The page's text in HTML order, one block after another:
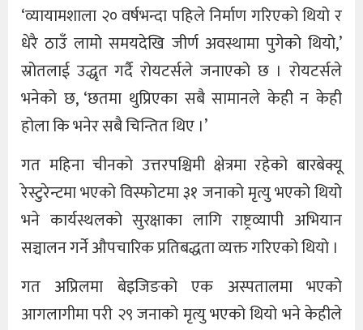
‘व्यायामशाला २० वर्षभन्दा पहिले निर्माण गरिएको थियो र
धेरै ठाउँ लामो समयदेखि जीर्ण अवस्थामा पुगेको थियो,’
स्रोतलाई उद्धृत गर्दै रोयटर्सले जनाएको छ । रोयटर्सले
भनेको छ, ‘छतमा थुप्रिएका सबै सामानले केही न केही
होला कि भनेर सबै चिन्तित थिए ।’
गत महिना चीनको उत्तरपश्चिमी क्षेत्रमा रहेको बारबेक्यू
रेस्टुरेन्टमा भएको विस्फोटमा ३१ जनाको मृत्यु भएको थियो
भने कार्यस्थलको सुरक्षाका लागि राष्ट्रव्यापी अभियान
सञ्चालन गर्ने औपचारिक प्रतिबद्धता व्यक्त गरिएको थियो ।
गत अप्रिलमा बेइजिङको एक अस्पतालमा भएको
आगलागीमा परी २९ जनाको मृत्यु भएको थियो भने केहीले